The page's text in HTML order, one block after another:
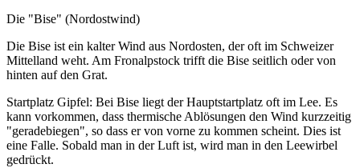
Die "Bise" (Nordostwind)
Die Bise ist ein kalter Wind aus Nordosten, der oft im Schweizer
Mittelland weht. Am Fronalpstock trifft die Bise seitlich oder von
hinten auf den Grat.
Startplatz Gipfel: Bei Bise liegt der Hauptstartplatz oft im Lee. Es
kann vorkommen, dass thermische Ablösungen den Wind kurzzeitig
"geradebiegen", so dass er von vorne zu kommen scheint. Dies ist
eine Falle. Sobald man in der Luft ist, wird man in den Leewirbel
gedrückt.